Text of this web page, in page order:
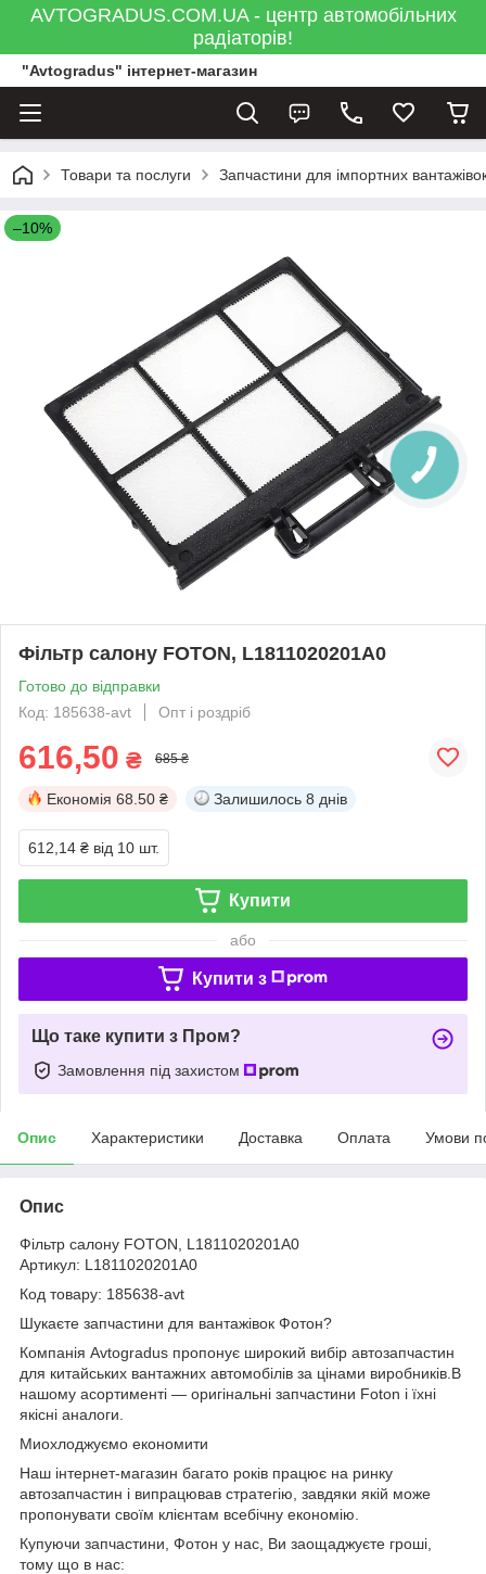
AVTOGRADUS.COM.UA - центр автомобільних
радіаторів!
"Avtogradus" інтернет-магазин
Товари та послуги Запчастини для імпортних
–10%
Фільтр салону FOTON, L1811020201A0
Готово до відправки
Код: 185638-avt
Опт і роздріб
616,50 ₴ 685 ₴
Економія 68.50 ₴ Залишилось 8 днів
612,14 ₴ від 10 шт.
Купити
або
Купити з
Що таке купити з Пром?
Замовлення під захистом
Опис Характеристики Доставка Оплата Умови
Опис
Фільтр салону FOTON, L1811020201A0
Артикул: L1811020201A0
Код товару: 185638-avt
Шукаєте запчастини для вантажівок Фотон?
Компанія Avtogradus пропонує широкий вибір автозапчастин
для китайських вантажних автомобілів за цінами виробників.В
нашому асортименті — оригінальні запчастини Foton і їхні
якісні аналоги.
Миохлоджуємо економити
Наш інтернет-магазин багато років працює на ринку
автозапчастин і випрацював стратегію, завдяки якій може
пропонувати своїм клієнтам всебічну економію.
Купуючи запчастини, Фотон у нас, Ви заощаджуєте гроші,
тому що в нас: